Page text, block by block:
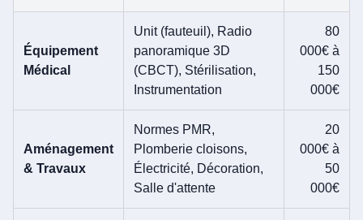
Équipement
Médical
Unit (fauteuil), Radio
panoramique 3D
(CBCT), Stérilisation,
Instrumentation
80
000€ à
150
000€
Aménagement
& Travaux
Normes PMR,
Plomberie cloisons,
Électricité, Décoration,
Salle d'attente
20
000€ à
50
000€